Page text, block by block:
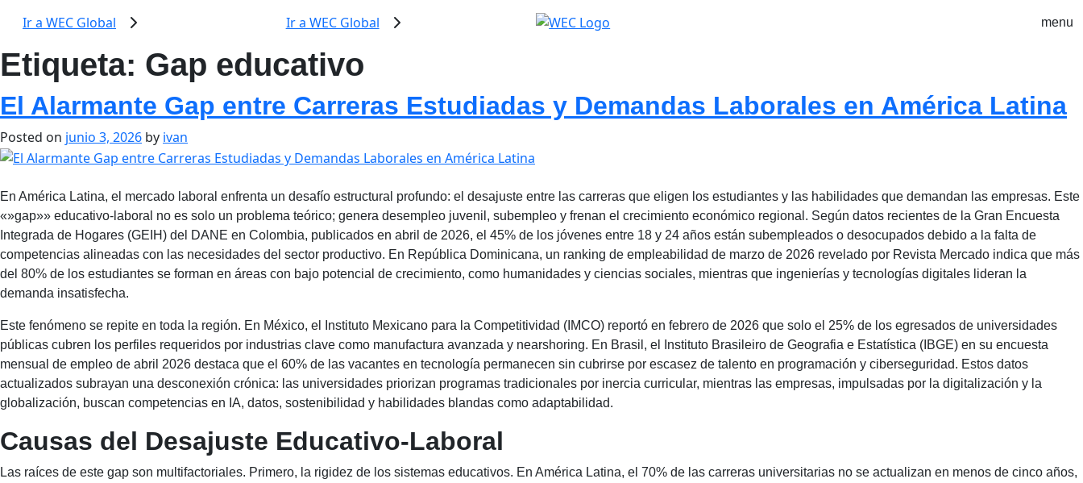
Ir a WEC Global Ir a WEC Global menu
Etiqueta: Gap educativo
El Alarmante Gap entre Carreras Estudiadas y Demandas Laborales en América Latina
Posted on junio 3, 2026 by ivan
En América Latina, el mercado laboral enfrenta un desafío estructural profundo: el desajuste entre las carreras que eligen los estudiantes y las habilidades que demandan las empresas. Este
«»gap»» educativo-laboral no es solo un problema teórico; genera desempleo juvenil, subempleo y frenan el crecimiento económico regional. Según datos recientes de la Gran Encuesta
Integrada de Hogares (GEIH) del DANE en Colombia, publicados en abril de 2026, el 45% de los jóvenes entre 18 y 24 años están subempleados o desocupados debido a la falta de
competencias alineadas con las necesidades del sector productivo. En República Dominicana, un ranking de empleabilidad de marzo de 2026 revelado por Revista Mercado indica que más
del 80% de los estudiantes se forman en áreas con bajo potencial de crecimiento, como humanidades y ciencias sociales, mientras que ingenierías y tecnologías digitales lideran la
demanda insatisfecha.
Este fenómeno se repite en toda la región. En México, el Instituto Mexicano para la Competitividad (IMCO) reportó en febrero de 2026 que solo el 25% de los egresados de universidades
públicas cubren los perfiles requeridos por industrias clave como manufactura avanzada y nearshoring. En Brasil, el Instituto Brasileiro de Geografia e Estatística (IBGE) en su encuesta
mensual de empleo de abril 2026 destaca que el 60% de las vacantes en tecnología permanecen sin cubrirse por escasez de talento en programación y ciberseguridad. Estos datos
actualizados subrayan una desconexión crónica: las universidades priorizan programas tradicionales por inercia curricular, mientras las empresas, impulsadas por la digitalización y la
globalización, buscan competencias en IA, datos, sostenibilidad y habilidades blandas como adaptabilidad.
Causas del Desajuste Educativo-Laboral
Las raíces de este gap son multifactoriales. Primero, la rigidez de los sistemas educativos. En América Latina, el 70% de las carreras universitarias no se actualizan en menos de cinco años,